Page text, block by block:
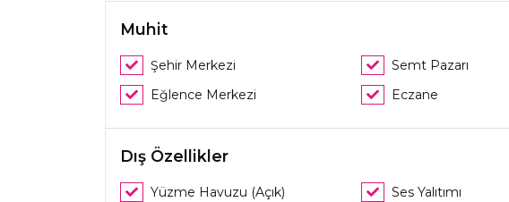
Muhit
Şehir Merkezi Semt Pazarı
Eğlence Merkezi
Eczane
Dış Özellikler
Yüzme Havuzu (Açık) Ses Yalıtımı